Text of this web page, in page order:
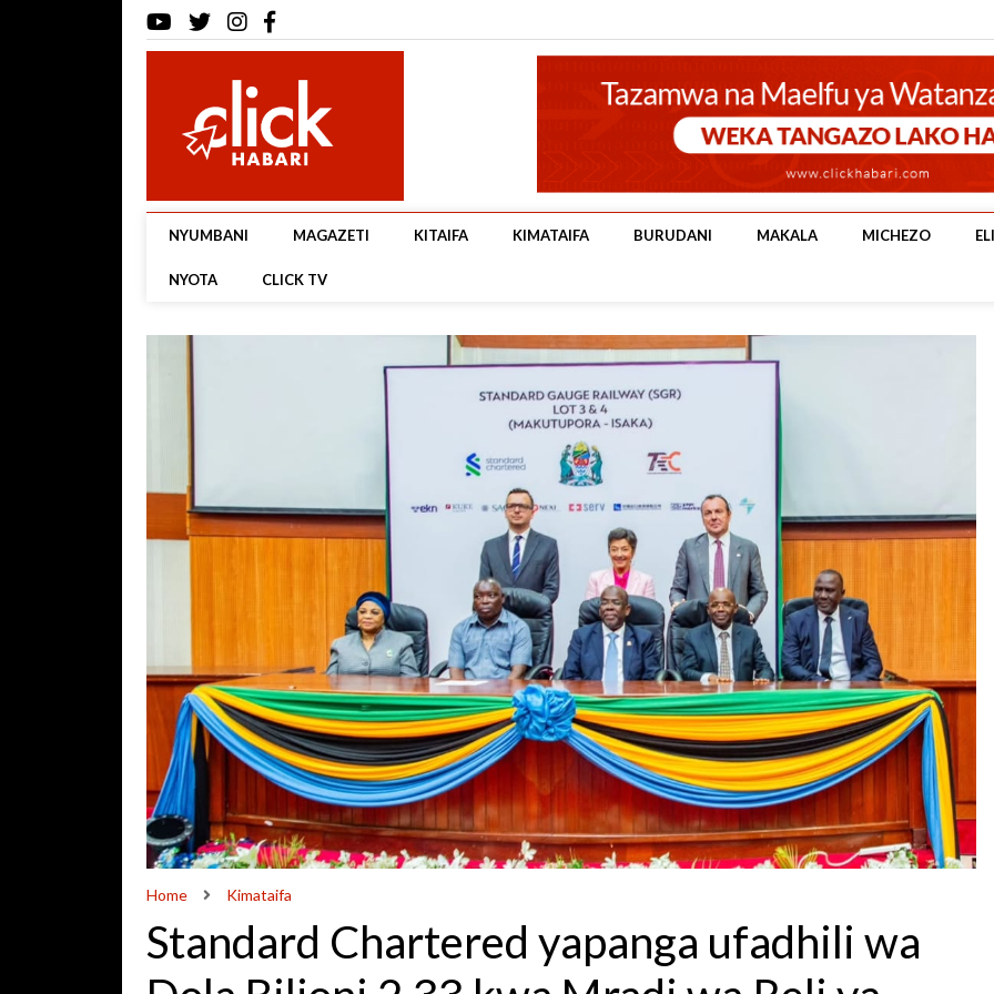
NYUMBANI MAGAZETI KITAIFA KIMATAIFA BURUDANI MAKALA MICHEZO
NYOTA CLICK TV
Home Kimataifa
Standard Chartered yapanga ufadhili wa